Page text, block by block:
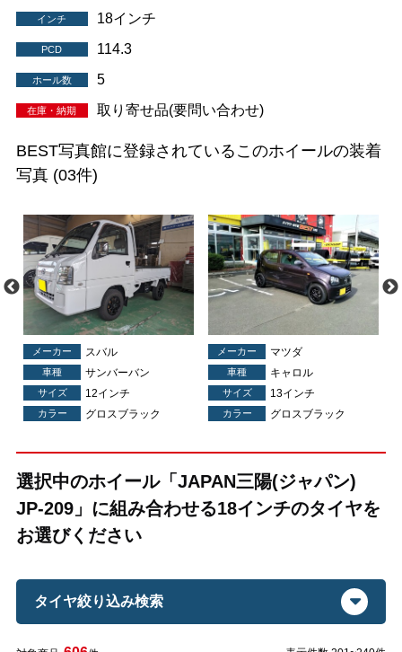
インチ 18インチ
PCD 114.3
ホール数 5
在庫・納期 取り寄せ品(要問い合わせ)
BEST写真館に登録されているこのホイールの装着
写真(03件)
メーカー スバル
車種 サンバーバン
サイズ 12インチ
カラー グロスブラック
メーカー マツダ
車種 キャロル
サイズ 13インチ
カラー グロスブラック
選択中のホイール「JAPAN三陽(ジャパン)
JP-209」に組み合わせる18インチのタイヤを
お選びください
タイヤ絞り込み検索